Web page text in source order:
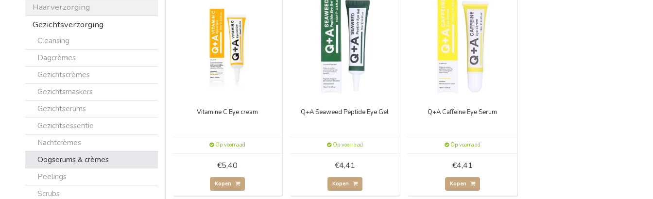
Haarverzorging
Gezichtsverzorging
Cleansing
Dagcrèmes
Gezichtscrèmes
Gezichtsmaskers
Gezichtserums
Gezichtsessentie
Nachtcrèmes
Oogserums & crèmes
Peelings
Scrubs
Vitamine C Eye cream
Op voorraad
€5,40
Kopen
Q+A Seaweed Peptide Eye Gel
Op voorraad
€4,41
Kopen
Q+A Caffeine Eye Serum
Op voorraad
€4,41
Kopen